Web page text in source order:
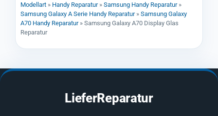
Modellart » Handy Reparatur» Samsung Handy Reparatur»
Samsung Galaxy A Serie Handy Reparatur» Samsung Galaxy
A70 Handy Reparatur» Samsung Galaxy A70 Display Glas
Reparatur
LieferReparatur